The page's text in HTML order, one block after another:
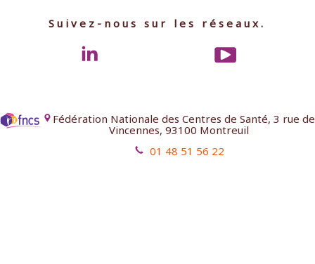
Suivez-nous sur les réseaux.
Fédération Nationale des Centres de Santé, 3 rue de
Vincennes, 93100 Montreuil
01 48 51 56 22